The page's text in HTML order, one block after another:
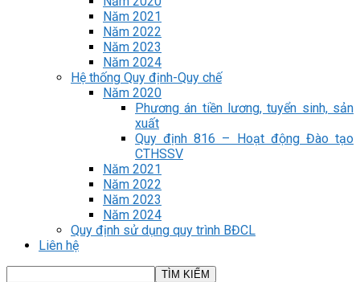
Năm 2021
Năm 2022
Năm 2023
Năm 2024
Hệ thống Quy định-Quy chế
Năm 2020
Phương án tiền lương, tuyển sinh, sản
xuất
Quy định 816 – Hoạt động Đào tạo
CTHSSV
Năm 2021
Năm 2022
Năm 2023
Năm 2024
Quy định sử dụng quy trình BĐCL
Liên hệ